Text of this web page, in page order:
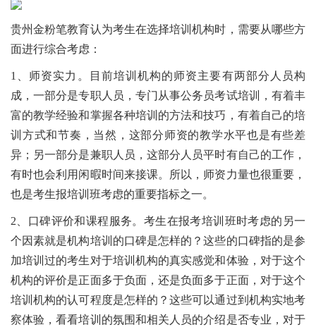
贵州金粉笔教育认为考生在选择培训机构时，需要从哪些方
面进行综合考虑：
1、师资实力。目前培训机构的师资主要有两部分人员构
成，一部分是专职人员，专门从事公务员考试培训，有着丰
富的教学经验和掌握各种培训的方法和技巧，有着自己的培
训方式和节奏，当然，这部分师资的教学水平也是有些差
异；另一部分是兼职人员，这部分人员平时有自己的工作，
有时也会利用闲暇时间来接课。所以，师资力量也很重要，
也是考生报培训班考虑的重要指标之一。
2、口碑评价和课程服务。考生在报考培训班时考虑的另一
个因素就是机构培训的口碑是怎样的？这些的口碑指的是参
加培训过的考生对于培训机构的真实感觉和体验，对于这个
机构的评价是正面多于负面，还是负面多于正面，对于这个
培训机构的认可程度是怎样的？这些可以通过到机构实地考
察体验，看看培训的氛围和相关人员的介绍是否专业，对于